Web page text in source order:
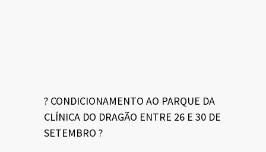
? CONDICIONAMENTO AO PARQUE DA
CLÍNICA DO DRAGÃO ENTRE 26 E 30 DE
SETEMBRO ?